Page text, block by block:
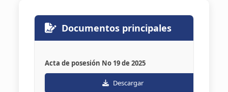
Documentos principales
Acta de posesión No 19 de 2025
Descargar